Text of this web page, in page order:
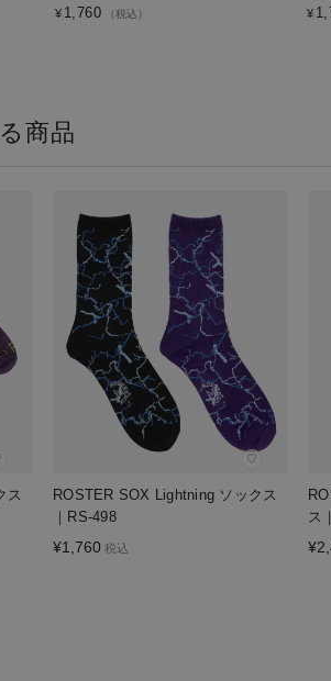
¥ 1,760 （税込） ¥
商品
ス
♡
ROSTER SOX Lightning ソックス
｜RS-498
¥1,760 税込
ス
¥